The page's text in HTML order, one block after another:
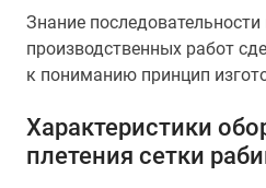
Знание
производственных работ
к пониманию принцип
Характеристики
плетения сетки